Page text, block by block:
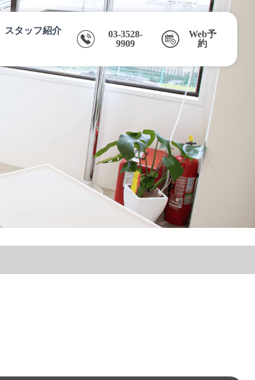
スタッフ紹介
03-3528-
9909
Web予
約